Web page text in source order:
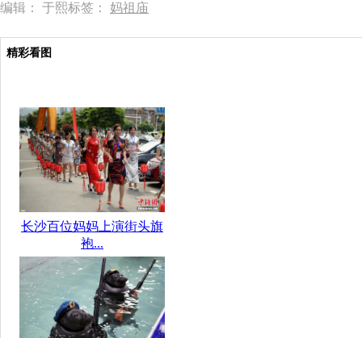
编辑： 于熙标签： 妈祖庙
精彩看图
长沙百位妈妈上演街头旗
袍...